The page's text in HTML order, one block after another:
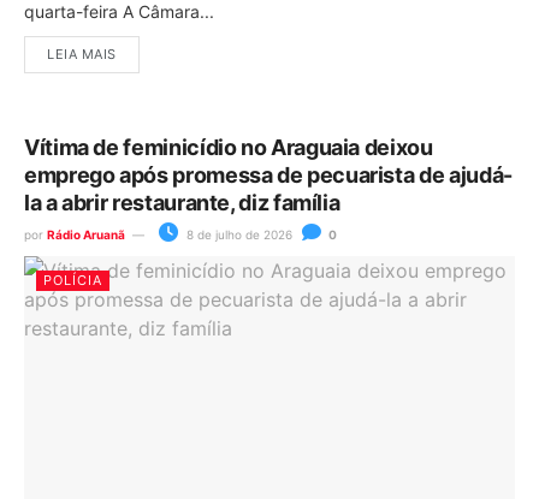
quarta-feira A Câmara...
LEIA MAIS
Vítima de feminicídio no Araguaia deixou
emprego após promessa de pecuarista de ajudá-
la a abrir restaurante, diz família
por Rádio Aruanã 8 de julho de 2026 0
POLÍCIA